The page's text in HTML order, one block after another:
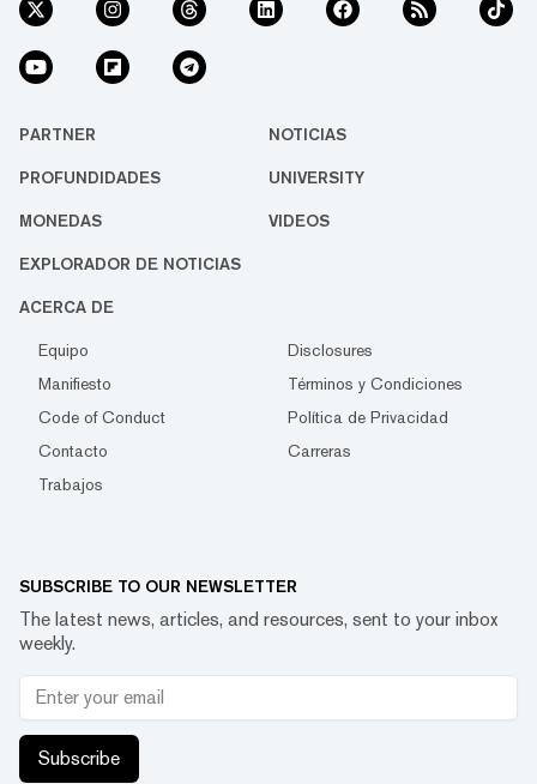
PARTNER NOTICIAS
PROFUNDIDADES UNIVERSITY
MONEDAS VIDEOS
EXPLORADOR DE NOTICIAS
ACERCA DE
Equipo
Disclosures
Manifiesto
Términos y Condiciones
Code of Conduct
Política de Privacidad
Contacto
Carreras
Trabajos
SUBSCRIBE TO OUR NEWSLETTER
The latest news, articles, and resources, sent to your inbox
weekly.
Subscribe